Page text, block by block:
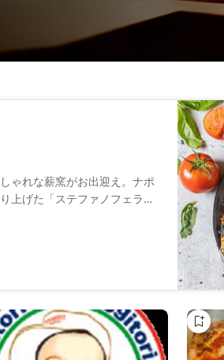
ゃれな薪窯がお出迎え。ナポ
上げた「ステファノフェラー
ご堪能ください。カレーポテ
生パスタや期間限定メニュー